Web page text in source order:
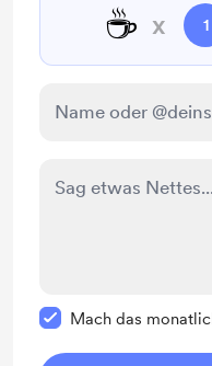
☕ x 1
Mach das